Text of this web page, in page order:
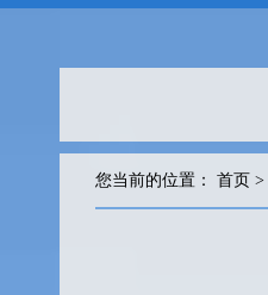
您当前的位置： 首页 >